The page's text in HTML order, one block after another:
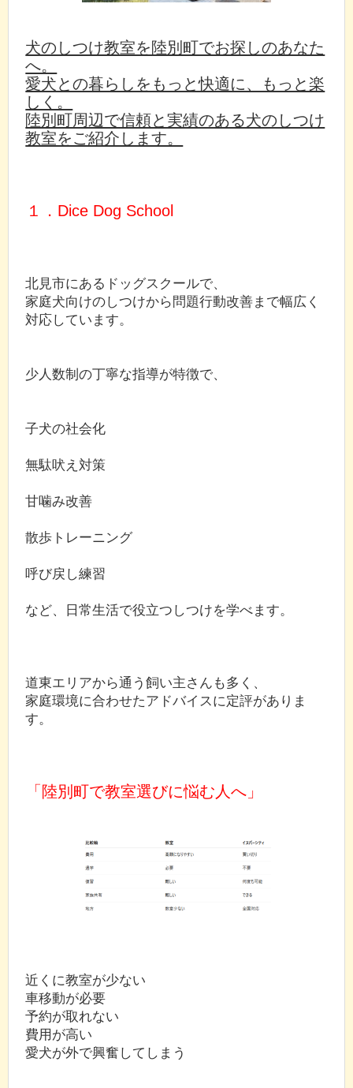
犬のしつけ教室を陸別町でお探しのあなた
へ。
愛犬との暮らしをもっと快適に、もっと楽
しく。
陸別町周辺で信頼と実績のある犬のしつけ
教室をご紹介します。
１．Dice Dog School
北見市にあるドッグスクールで、
家庭犬向けのしつけから問題行動改善まで幅広く
対応しています。
少人数制の丁寧な指導が特徴で、
子犬の社会化
無駄吠え対策
甘噛み改善
散歩トレーニング
呼び戻し練習
など、日常生活で役立つしつけを学べます。
道東エリアから通う飼い主さんも多く、
家庭環境に合わせたアドバイスに定評がありま
す。
「陸別町で教室選びに悩む人へ」
近くに教室が少ない
車移動が必要
予約が取れない
費用が高い
愛犬が外で興奮してしまう